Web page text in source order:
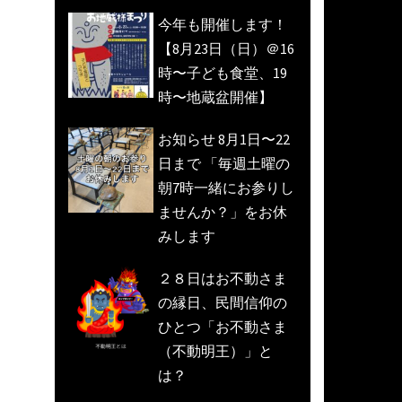
今年も開催します！
【8月23日（日）＠16
時〜子ども食堂、19
時〜地蔵盆開催】
お知らせ 8月1日〜22
日まで 「毎週土曜の
朝7時一緒にお参りし
ませんか？」をお休
みします
２８日はお不動さま
の縁日、民間信仰の
ひとつ「お不動さま
（不動明王）」と
は？